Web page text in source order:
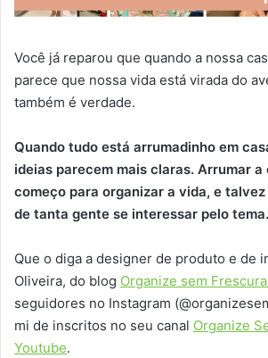
Você já reparou que quando a nossa
parece que nossa vida está virada do
também é verdade.
Quando tudo está arrumadinho em
ideias parecem mais claras. Arrumar a
começo para organizar a vida, e
de tanta gente se interessar pelo tema.
Que o diga a designer de produto e de
Oliveira, do blog Organize sem
seguidores no Instagram
mi de inscritos no seu canal Organize
Youtube.